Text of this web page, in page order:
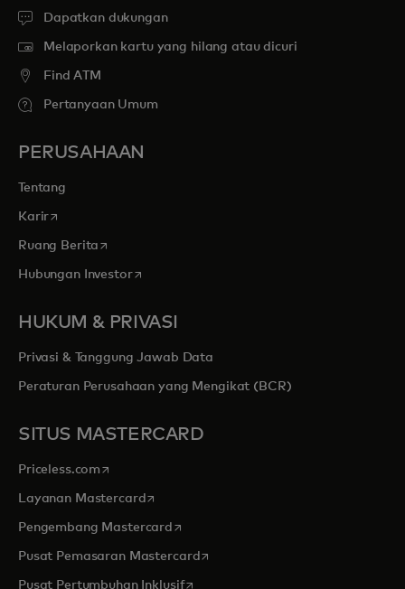
Dapatkan dukungan
Melaporkan kartu yang hilang atau dicuri
Find ATM
Pertanyaan Umum
PERUSAHAAN
Tentang
Kariropens in a new tab
Ruang Berita opens in a new tab
Hubungan Investoropens in a new tab
HUKUM & PRIVASI
Privasi & Tanggung Jawab Data
Peraturan Perusahaan yang Mengikat (BCR)
SITUS MASTERCARD
Priceless.com opens in a new tab
Layanan Mastercardopens in a new tab
Pengembang Mastercard opens in a new tab
Pusat Pemasaran Mastercardopens in a new tab
Pusat Pertumbuhan Inklusifopens in a new tab